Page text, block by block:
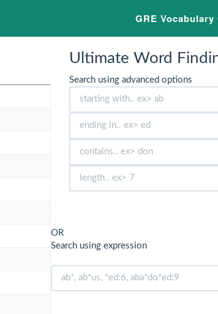
GRE Vocabulary
Ultimate Word
Search using advanced options
OR
Search using expression